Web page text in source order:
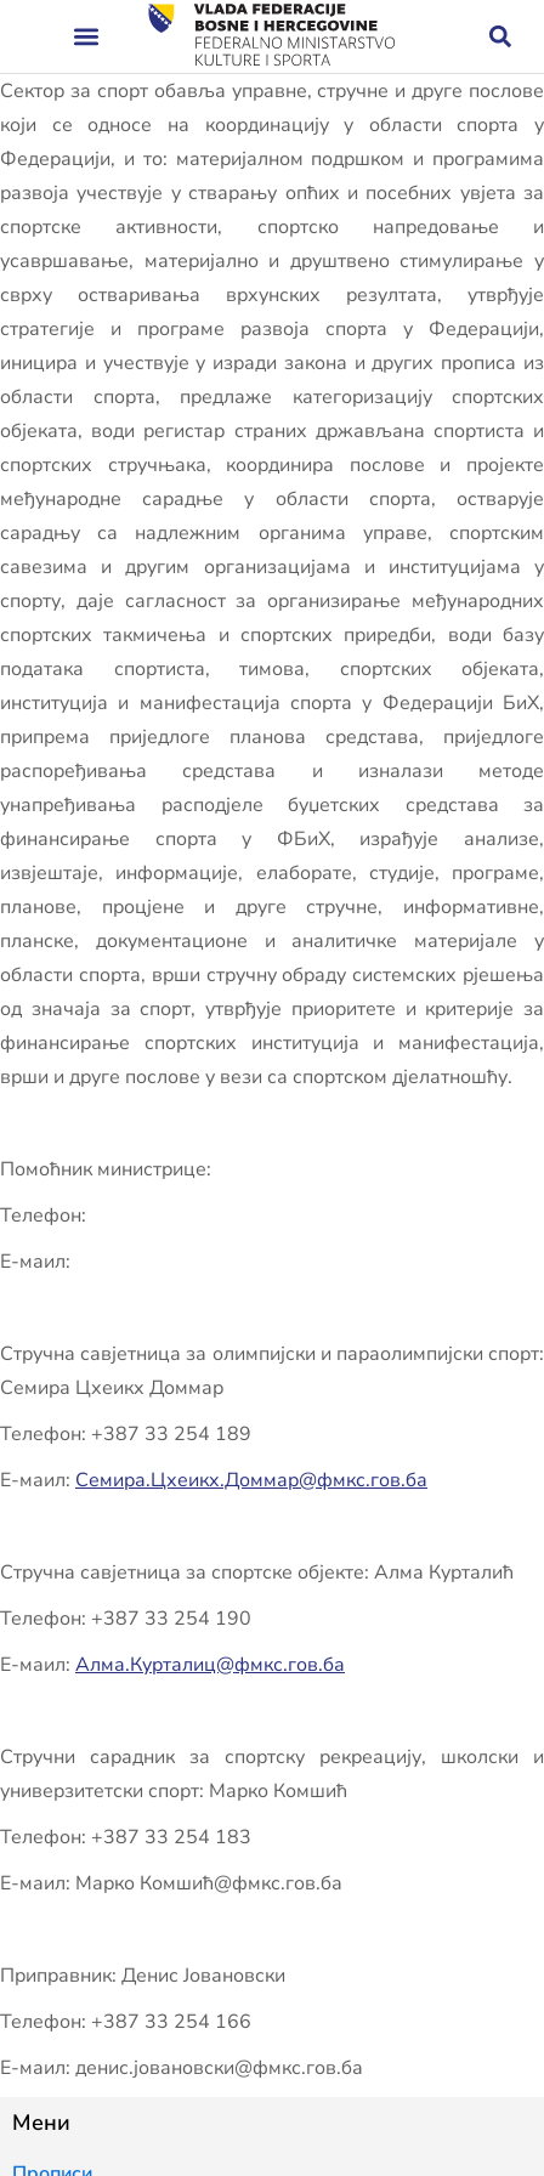
Сектор за спорт обавља управне, стручне и друге послове
који се односе на координацију у области спорта у
Федерацији, и то: материјалном подршком и програмима
развоја учествује у стварању опћих и посебних увјета за
спортске активности, спортско напредовање и
усавршавање, материјално и друштвено стимулирање у
сврху остваривања врхунских резултата, утврђује
стратегије и програме развоја спорта у Федерацији,
иницира и учествује у изради закона и других прописа из
области спорта, предлаже категоризацију спортских
објеката, води регистар страних држављана спортиста и
спортских стручњака, координира послове и пројекте
међународне сарадње у области спорта, остварује
сарадњу са надлежним органима управе, спортским
савезима и другим организацијама и институцијама у
спорту, даје сагласност за организирање међународних
спортских такмичења и спортских приредби, води базу
података спортиста, тимова, спортских објеката,
институција и манифестација спорта у Федерацији БиХ,
припрема приједлоге планова средстава, приједлоге
распоређивања средстава и изналази методе
унапређивања расподјеле буџетских средстава за
финансирање спорта у ФБиХ, израђује анализе,
извјештаје, информације, елаборате, студије, програме,
планове, процјене и друге стручне, информативне,
планске, документационе и аналитичке материјале у
области спорта, врши стручну обраду системских рјешења
од значаја за спорт, утврђује приоритете и критерије за
финансирање спортских институција и манифестација,
врши и друге послове у вези са спортском дјелатношћу.
Помоћник министрице:
Телефон:
Е-маил:
Стручна савјетница за олимпијски и параолимпијски спорт:
Семира Цхеикх Доммар
Телефон: +387 33 254 189
Е-маил: Семира.Цхеикх.Доммар@фмкс.гов.ба
Стручна савјетница за спортске објекте: Алма Курталић
Телефон: +387 33 254 190
Е-маил: Алма.Курталиц@фмкс.гов.ба
Стручни сарадник за спортску рекреацију, школски и
универзитетски спорт: Марко Комшић
Телефон: +387 33 254 183
Е-маил: Марко Комшић@фмкс.гов.ба
Приправник: Денис Јовановски
Телефон: +387 33 254 166
Е-маил: денис.јовановски@фмкс.гов.ба
Мени